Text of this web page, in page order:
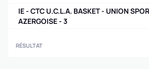
IE - CTC U.C.L.A. BASKET - UNION
AZERGOISE - 3
RÉSULTAT